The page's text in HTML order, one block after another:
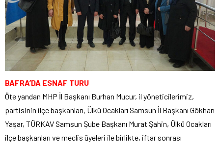
BAFRA’DA ESNAF TURU
Öte yandan MHP İl Başkanı Burhan Mucur, il yöneticilerimiz,
partisinin ilçe başkanları, Ülkü Ocakları Samsun İl Başkanı Gökhan
Yaşar, TÜRKAV Samsun Şube Başkanı Murat Şahin, Ülkü Ocakları
ilçe başkanları ve meclis üyeleri ile birlikte, iftar sonrası